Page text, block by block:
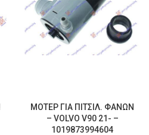
ΜΟΤΕΡ ΓΙΑ ΠΙΤΣΙΛ. ΦΑΝΩΝ
– VOLVO V90 21- –
1019873994604